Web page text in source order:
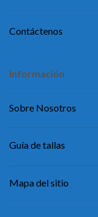
Contáctenos
Información
Sobre Nosotros
Guía de tallas
Mapa del sitio